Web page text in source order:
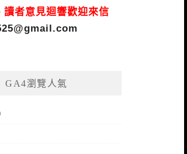
讀者意見迴響歡迎來信
GA4瀏覽人氣